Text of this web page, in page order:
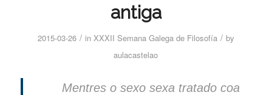
antiga
2015-03-26 / in XXXII Semana Galega de Filosofía / by
aulacastelao
Mentres o sexo sexa tratado coa